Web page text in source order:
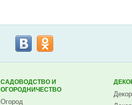
САДОВОДСТВО И
ОГОРОДНИЧЕСТВО
Огород